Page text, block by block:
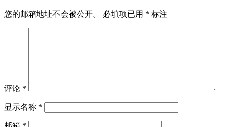
您的邮箱地址不会被公开。 必填项已用 * 标注
评论 *
显示名称 *